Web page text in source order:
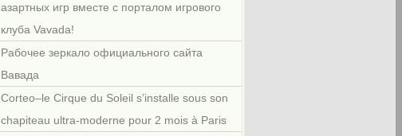
азартных игр вместе с порталом игрового
клуба Vavada!
Рабочее зеркало официального сайта
Вавада
Corteo–le Cirque du Soleil s’installe sous son
chapiteau ultra-moderne pour 2 mois à Paris